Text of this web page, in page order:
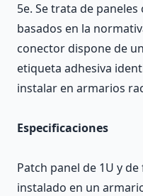
5e. Se trata de
basados en la
conector dispone de
etiqueta adhesiva
instalar en armarios
Especificaciones
Patch panel de 1U y
instalado en un